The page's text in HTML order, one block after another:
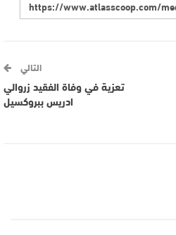
التالي
تعزية في وفاة الفقيد زروالي
ادريس ببروكسيل